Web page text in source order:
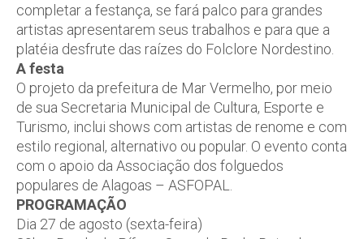
completar a festança, se fará palco para grandes
artistas apresentarem seus trabalhos e para que a
platéia desfrute das raízes do Folclore Nordestino.
A festa
O projeto da prefeitura de Mar Vermelho, por meio
de sua Secretaria Municipal de Cultura, Esporte e
Turismo, inclui shows com artistas de renome e com
estilo regional, alternativo ou popular. O evento conta
com o apoio da Associação dos folguedos
populares de Alagoas – ASFOPAL.
PROGRAMAÇÃO
Dia 27 de agosto (sexta-feira)